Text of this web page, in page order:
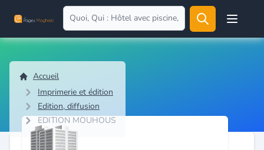
Open
Accueil
Imprimerie et édition
Edition, diffusion
EDITION MOUHOUS